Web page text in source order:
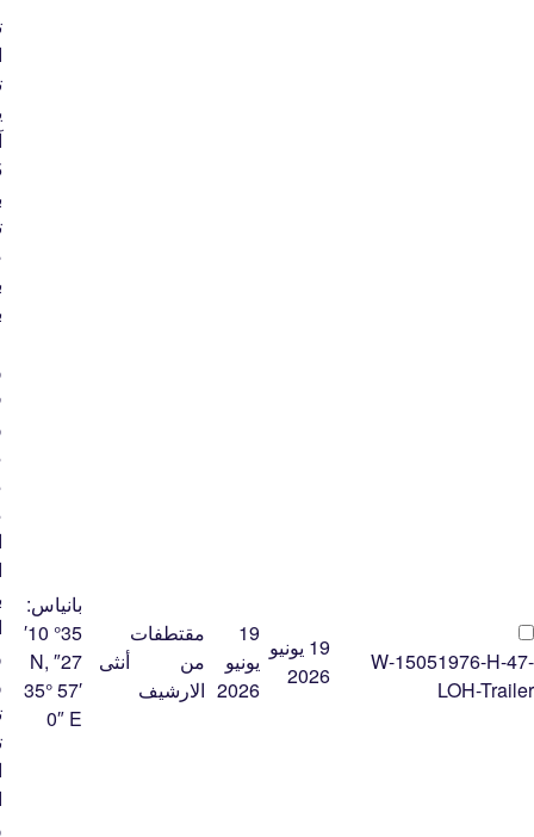
W-15051976-H-47-
LOH-Trailer
19 يونيو
2026
19
يونيو
2026
مقتطفات
من
الارشيف
أنثى
بانياس:
35° 10′
27″ N,
35° 57′
0″ E